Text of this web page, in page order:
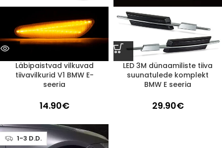
Läbipaistvad vilkuvad
tiivavilkurid V1 BMW E-
seeria
14.90€
LED 3M dünaamiliste tiiva
suunatulede komplekt
BMW E seeria
29.90€
1-3 D.D.